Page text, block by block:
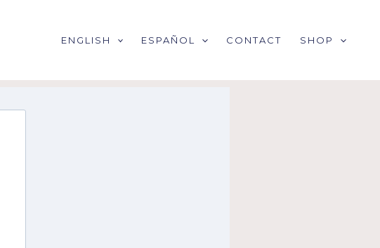
ENGLISH ESPAÑOL CONTACT SHOP